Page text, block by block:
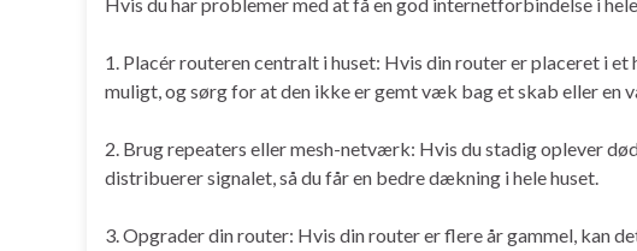
1. Placér routeren centralt i huset: Hvis din router er placeret i
muligt, og sørg for at den ikke er gemt væk bag et skab eller en
2. Brug repeaters eller mesh-netværk: Hvis du stadig oplever
distribuerer signalet, så du får en bedre dækning i hele huset.
3. Opgrader din router: Hvis din router er flere år gammel, kan